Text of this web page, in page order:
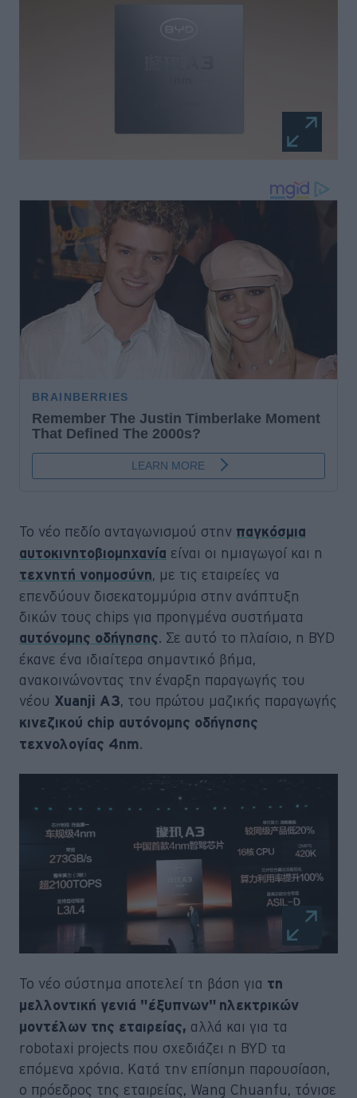
Το νέο πεδίο ανταγωνισμού στην παγκόσμια
αυτοκινητοβιομηχανία είναι οι ημιαγωγοί και η
τεχνητή νοημοσύνη , με τις εταιρείες να
επενδύουν δισεκατομμύρια στην ανάπτυξη
δικών τους chips για προηγμένα συστήματα
αυτόνομης οδήγησης . Σε αυτό το πλαίσιο, η BYD
έκανε ένα ιδιαίτερα σημαντικό βήμα,
ανακοινώνοντας την έναρξη παραγωγής του
νέου Xuanji A3 , του πρώτου μαζικής παραγωγής
κινεζικού chip αυτόνομης οδήγησης
τεχνολογίας 4nm
Το νέο σύστημα αποτελεί τη βάση για τη
μελλοντική γενιά "έξυπνων" ηλεκτρικών
μοντέλων της εταιρείας, αλλά και για τα
robotaxi projects που σχεδιάζει η BYD τα
επόμενα χρόνια. Κατά την επίσημη παρουσίαση,
ο πρόεδρος της εταιρείας, Wang Chuanfu, τόνισε